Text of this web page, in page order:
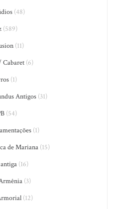
(48)
(589)
(11)
Cabaret (6)
(1)
Antigos (31)
(54)
(1)
de Mariana(15)
(16)
(3)
(12)